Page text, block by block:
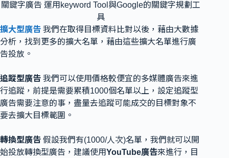
關鍵字廣告 運用keyword Tool與Google的關鍵字規劃工
具
擴大型廣告 我們在取得目標資料比對以後，藉由大數據
分析，找到更多的擴大名單，藉由這些擴大名單進行廣
告投放。
追蹤型廣告 我們可以使用價格較便宜的多媒體廣告來進
行追蹤，前提是需要累積1000個名單以上，設定追蹤型
廣告需要注意的事，盡量去追蹤可能成交的目標對象不
要去擴大目標範圍。
轉換型廣告 假設我們有(1000/人次)名單，我們就可以開
始投放轉換型廣告，建議使用YouTube廣告來進行，目